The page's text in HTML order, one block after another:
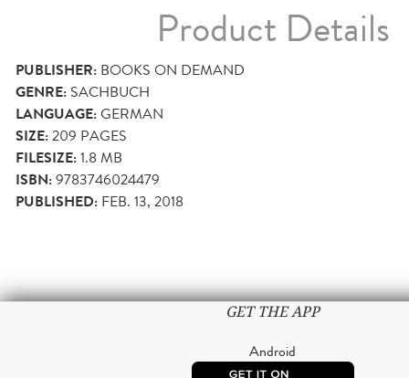
Product Details
PUBLISHER: BOOKS ON DEMAND
GENRE: SACHBUCH
LANGUAGE:GERMAN
SIZE:209 PAGES
FILESIZE:1.8 MB
ISBN:9783746024479
PUBLISHED: FEB. 13, 2018
GET THE APP
Android